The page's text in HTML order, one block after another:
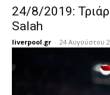
24/8/2019:
Salah
liverpool.gr - 24 Αυγούστου